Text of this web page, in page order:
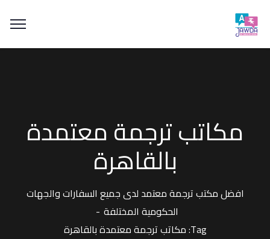
مكاتب ترجمة معتمدة
بالقاهرة
افضل مكتب ترجمة معتمد لدى جميع السفارات والجهات
الحكومية المختلفة
Tag: مكاتب ترجمة معتمدة بالقاهرة